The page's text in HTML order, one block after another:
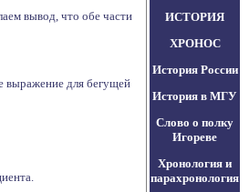
вывод, что обе части
выражение для бегущей
ИСТОРИЯ
ХРОНОС
История России
История в МГУ
Слово о полку
Игореве
Хронология и
парахронология